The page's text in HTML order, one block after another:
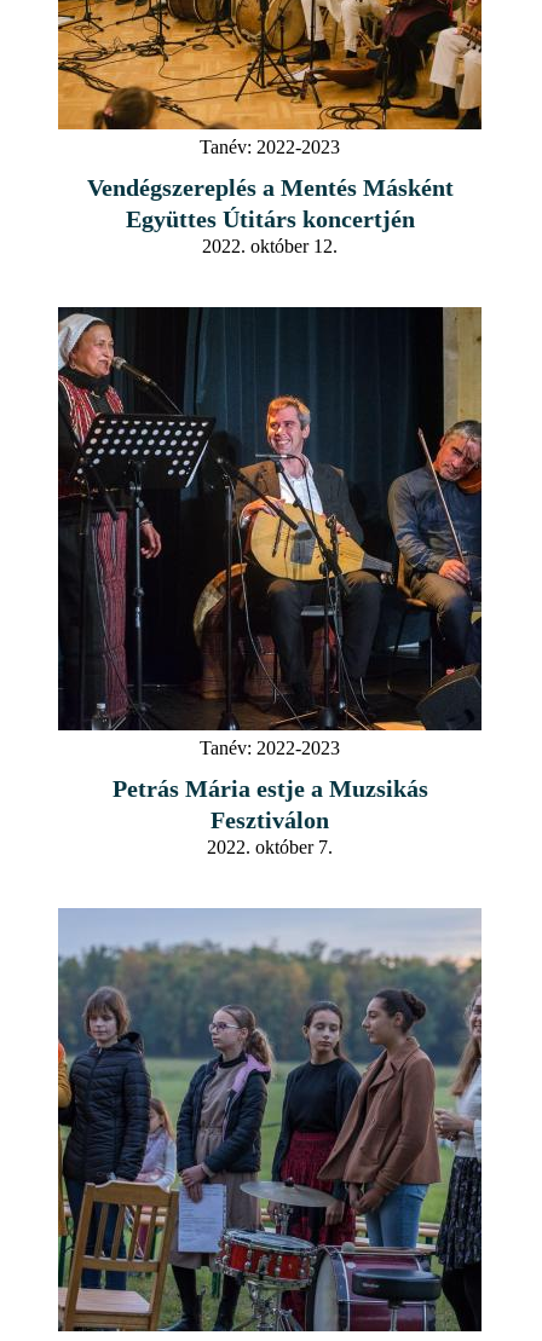
Tanév: 2022-2023
Vendégszereplés a Mentés Másként
Együttes Útitárs koncertjén
2022. október 12.
Tanév: 2022-2023
Petrás Mária estje a Muzsikás
Fesztiválon
2022. október 7.